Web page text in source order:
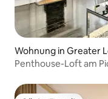
Wohnung in Greater
Penthouse-Loft am